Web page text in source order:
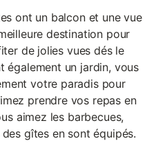
ont un balcon et une vue
destination pour
de jolies vues dés le
également un jardin, vous
votre paradis pour
prendre vos repas en
aimez les barbecues,
gîtes en sont équipés.